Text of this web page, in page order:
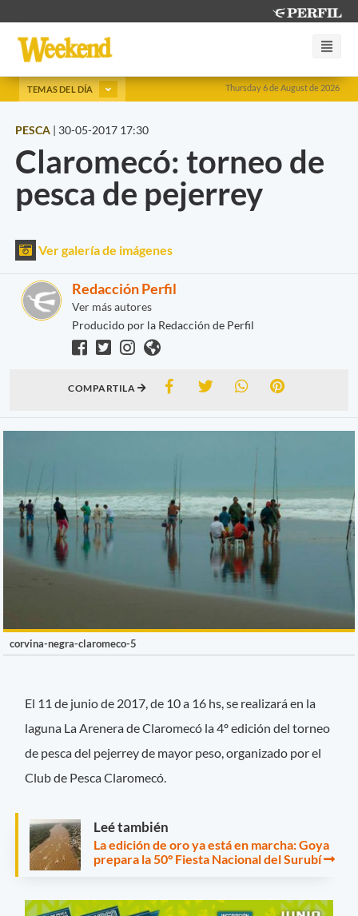
Thursday 6 de August de 2026
TEMAS DEL DÍA
PESCA | 30-05-2017 17:30
Claromecó: torneo de
pesca de pejerrey
Ver galería de imágenes
Redacción Perfil
Ver más autores
Producido por la Redacción de Perfil
COMPARTILA
corvina-negra-claromeco-5
El 11 de junio de 2017, de 10 a 16 hs, se realizará en la
laguna La Arenera de Claromecó la 4º edición del torneo
de pesca del pejerrey de mayor peso, organizado por el
Club de Pesca Claromecó.
Leé también
La edición de oro ya está en marcha: Goya
prepara la 50° Fiesta Nacional del Surubí